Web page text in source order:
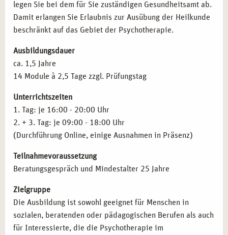
Therapie- und Gesundheitszentren: Mitarbeit in
sozialen Einrichtungen und Rehabilitationszentren.
Coaching und Beratung: Durchführung von Seminaren
Weiterbildung und Spezialisierung:
Bereichen wie Verhaltenstherapie, Traumatherapie oder
Kinder- und Jugendtherapie.
Lehrtätigkeit:Weitergabe Ihres Wissens in der
Erwachsenenbildung oder als Dozent.
QUALIFIKATIONEN NACH IHRER AUSBILDUNG
Mit erfolgreichem Abschluss können Sie folgende
Heilpraktiker für Psychotherapie:Zulassung zur
therapeutischen Arbeit nach bestandener Prüfung.
Psychologischer Berater:Kompetenzen zur
Schizophrenien
Aﬀektive Störungen
Neurotische Störungen
Persönlichkeitsstörungen
Intelligenzminderung
Entwicklungsstörungen
Störungen in Kindheit und Jugend
Prüfungstraining für die amtsärztliche Überprüfung
Gesetzeskunde
Therapieanträge
Inhalte der Fortbildung
legen Sie bei dem für Sie zuständigen Gesundheitsamt ab.
Damit erlangen Sie Erlaubnis zur Ausübung der Heilkunde
beschränkt auf das Gebiet der Psychotherapie.
Ausbildungsdauer
ca. 1,5 Jahre
14 Module à 2,5 Tage zzgl. Prüfungstag
Unterrichtszeiten
1. Tag: je 16:00 - 20:00 Uhr
2. + 3. Tag: je 09:00 - 18:00 Uhr
(Durchführung Online, einige Ausnahmen in Präsenz)
Teilnahmevoraussetzung
Beratungsgespräch und Mindestalter 25 Jahre
Zielgruppe
Die Ausbildung ist sowohl geeignet für Menschen in
sozialen, beratenden oder pädagogischen Berufen als auch
für Interessierte, die die Psychotherapie im